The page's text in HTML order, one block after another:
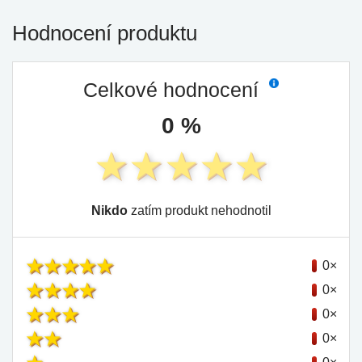
Hodnocení produktu
Celkové hodnocení
0 %
Nikdozatím produkt nehodnotil
0×
0×
0×
0×